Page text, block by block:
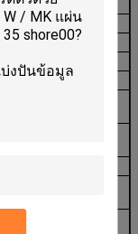
80
15800
2.5~3.5